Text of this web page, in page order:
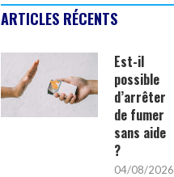
ARTICLES RÉCENTS
Est-il
possible
d’arrêter
de fumer
sans aide
?
04/08/2026